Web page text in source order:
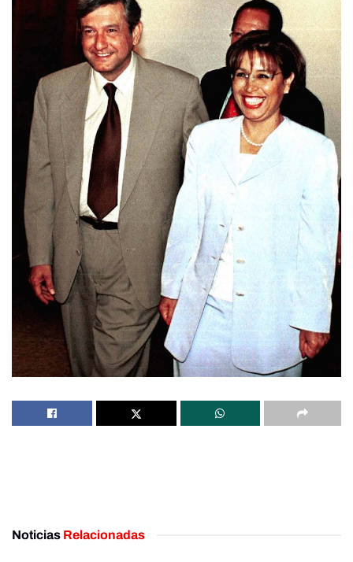
Noticias Relacionadas